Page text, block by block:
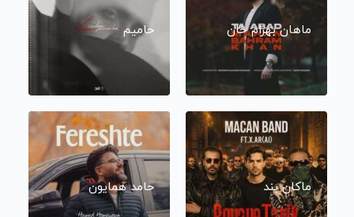
ماهان بهرام خان حامیم
ماکان بند حامد همایون